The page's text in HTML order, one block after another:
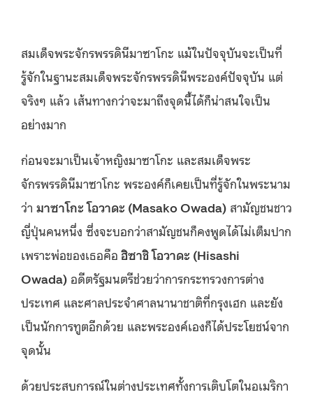
สมเด็จพระจักรพรรดินีมาซาโกะ แม้ในปัจจุบันจะเป็นที่
รู้จักในฐานะสมเด็จพระจักรพรรดินีพระองค์ปัจจุบัน แต่
จริงๆ แล้ว เส้นทางกว่าจะมาถึงจุดนี้ได้ก็น่าสนใจเป็น
อย่างมาก
ก่อนจะมาเป็นเจ้าหญิงมาซาโกะ และสมเด็จพระ
จักรพรรดินีมาซาโกะ พระองค์ก็เคยเป็นที่รู้จักในพระนาม
ว่า มาซาโกะ โอวาดะ (Masako Owada) สามัญชนชาว
ญี่ปุ่นคนหนึ่ง ซึ่งจะบอกว่าสามัญชนก็คงพูดได้ไม่เต็มปาก
เพราะพ่อของเธอคือ ฮิซาชิ โอวาดะ (Hisashi
Owada) อดีตรัฐมนตรีช่วยว่าการกระทรวงการต่าง
ประเทศ และศาลประจำศาลนานาชาติที่กรุงเฮก และยัง
เป็นนักการทูตอีกด้วย และพระองค์เองก็ได้ประโยชน์จาก
จุดนั้น
ด้วยประสบการณ์ในต่างประเทศทั้งการเติบโตในอเมริกา